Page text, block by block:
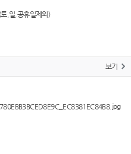
,일,공휴일제외)
보기